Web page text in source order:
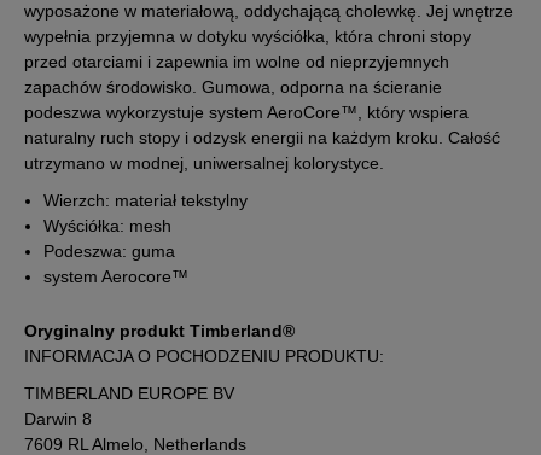
42 26,5 cm Powiadom o dostępności
43 27 cm Powiadom o dostępności
28 cm Powiadom o dostępności
45 29 cm
wyposażone w materiałową, oddychającą cholewkę. Jej wnętrze
wypełnia przyjemna w dotyku wyściółka, która chroni stopy
przed otarciami i zapewnia im wolne od nieprzyjemnych
zapachów środowisko. Gumowa, odporna na ścieranie
podeszwa wykorzystuje system AeroCore™, który wspiera
naturalny ruch stopy i odzysk energii na każdym kroku. Całość
utrzymano w modnej, uniwersalnej kolorystyce.
Wierzch: materiał tekstylny
Wyściółka: mesh
Podeszwa: guma
system Aerocore™
Oryginalny produkt Timberland®
INFORMACJA O POCHODZENIU PRODUKTU:
TIMBERLAND EUROPE BV
Darwin 8
7609 RL Almelo, Netherlands